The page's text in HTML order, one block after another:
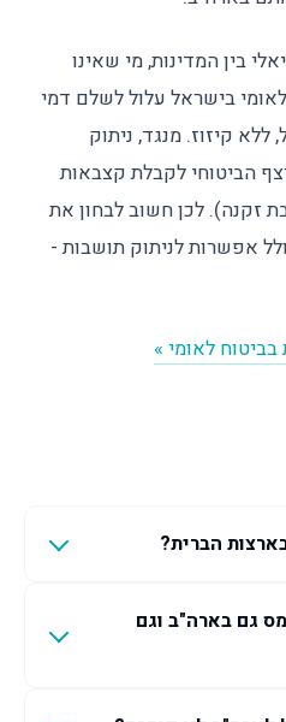
בין המדינות, מי שאינו
בישראל עלול לשלם דמי
קיזוז. מנגד, ניתוק
הביטוחי לקבלת קצבאות
זקנה). לכן חשוב לבחון את
אפשרות לניתוק תושבות -
לאומי »
הברית?
גם בארה"ב וגם